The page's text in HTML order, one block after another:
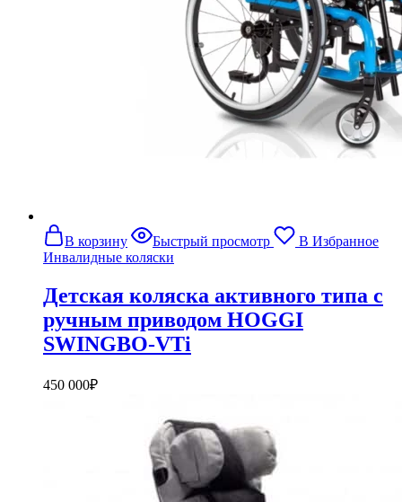
В корзину Быстрый просмотр
В Избранное
Инвалидные коляски
Детская коляска активного типа с
ручным приводом HOGGI
SWINGBO-VTi
450 000₽